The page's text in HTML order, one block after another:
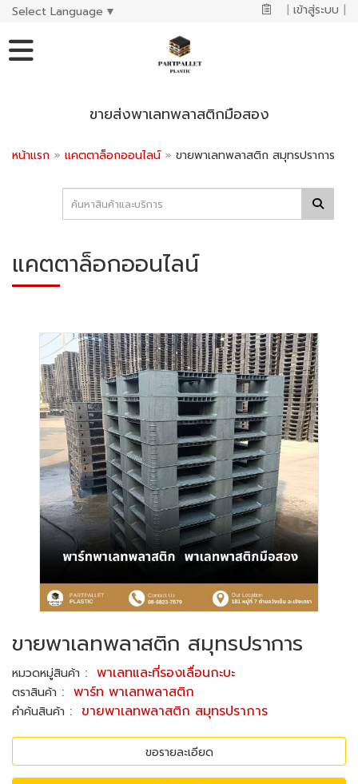
Select Language ▼ | เข้าสู่ระบบ |
ขายส่งพาเลทพลาสติกมือสอง
หน้าแรก » แคตตาล็อกออนไลน์ » ขายพาเลทพลาสติก สมุทรปราการ
แคตตาล็อกออนไลน์
ขายพาเลทพลาสติก สมุทรปราการ
หมวดหมู่สินค้า : พาเลทและที่รองเลื่อนกะบะ
ตราสินค้า : พาร์ท พาเลทพลาสติก
คำค้นสินค้า : ขายพาเลทพลาสติก สมุทรปราการ
ขอรายละเอียด